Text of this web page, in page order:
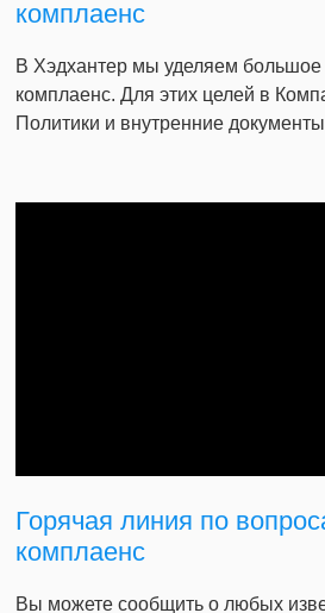
комплаенс
В Хэдхантер мы уделяем
комплаенс. Для этих целей в
Политики и внутренние документы
Горячая линия по
комплаенс
Вы можете сообщить о любых